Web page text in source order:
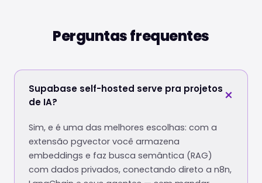
Perguntas frequentes
Supabase self-hosted serve pra projetos
de IA?
Sim, e é uma das melhores escolhas: com a
extensão pgvector você armazena
embeddings e faz busca semântica (RAG)
com dados privados, conectando direto a n8n,